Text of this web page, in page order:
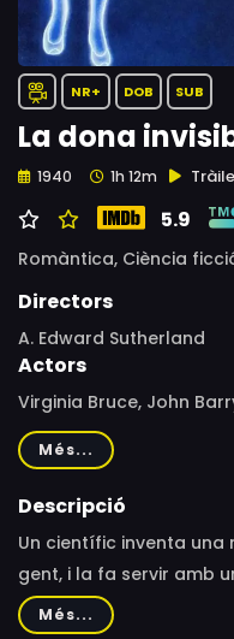
NR+ DOB SUB
La dona
1940 1h 12m
5.9
Romàntica, Ciència
Directors
A. Edward Sutherland
Actors
Virginia Bruce, John
Ruggles, Oskar
MacBride, Margaret
Nagel, Kathryn Adams,
Kernan Cripps, Sarah
Frank McLure, Kitty O'Neil
Més...
Descripció
Un científic inventa una
gent, i la fa servir amb
Més...